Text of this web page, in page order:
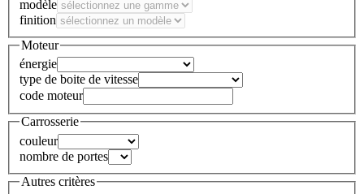
modèle
finition
Moteur
énergie
type de boite de vitesse
code moteur
Carrosserie
couleur
nombre de portes
Autres critères